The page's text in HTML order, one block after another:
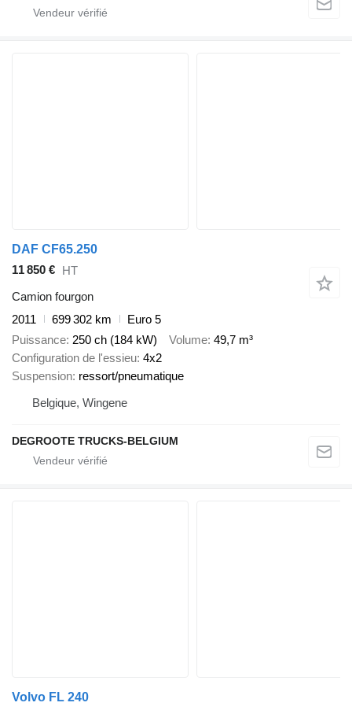
DAF CF65.250
11 850 € HT
Camion fourgon
2011
699 302 km
Euro 5
Puissance 250 ch (184 kW) Volume 49,7 m³
Configuration de l'essieu 4x2
Suspension ressort/pneumatique
Belgique, Wingene
DEGROOTE TRUCKS-BELGIUM
Volvo FL 240